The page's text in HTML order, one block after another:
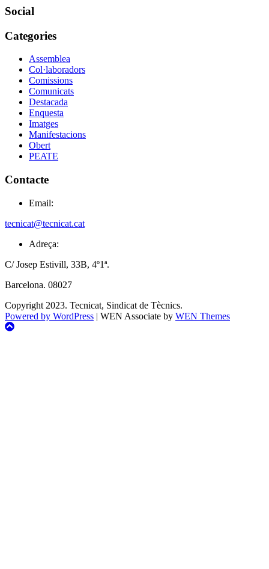
Social
Categories
Assemblea
Col·laboradors
Comissions
Comunicats
Destacada
Enquesta
Imatges
Manifestacions
Obert
PEATE
Contacte
Email:
tecnicat@tecnicat.cat
Adreça:
C/ Josep Estivill, 33B, 4º1ª.
Barcelona. 08027
Copyright 2023. Tecnicat, Sindicat de Tècnics.
Powered by WordPress | WEN Associate by WEN Themes